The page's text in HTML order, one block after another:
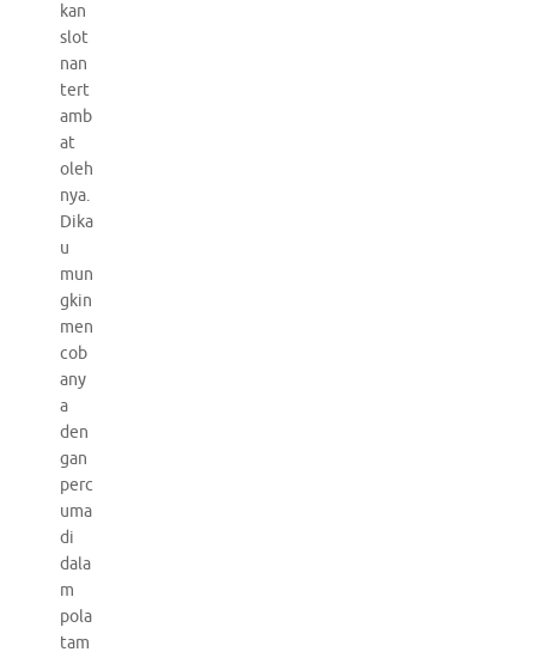
kan
slot
nan
tert
amb
at
oleh
nya.
Dika
u
mun
gkin
men
cob
any
a
den
gan
perc
uma
di
dala
m
pola
tam